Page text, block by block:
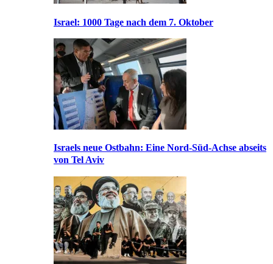
Israel: 1000 Tage nach dem 7. Oktober
Israels neue Ostbahn: Eine Nord-Süd-Achse abseits
von Tel Aviv